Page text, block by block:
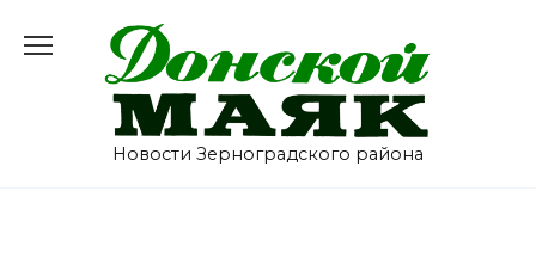
содержанию
Новости Зерноградского района